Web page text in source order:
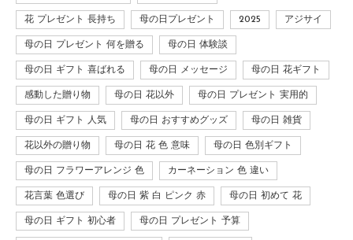
花 プレゼント 長持ち 母の日プレゼント 2025 アジサイ
母の日 プレゼント 何を贈る 母の日 体験談
母の日 ギフト 喜ばれる 母の日 メッセージ 母の日 花ギフト
感動した贈り物 母の日 花以外 母の日 プレゼント 実用的
母の日 ギフト 人気 母の日 おすすめグッズ 母の日 雑貨
花以外の贈り物 母の日 花 色 意味 母の日 色別ギフト
母の日 フラワーアレンジ 色 カーネーション 色 違い
花言葉 色選び 母の日 紫 白 ピンク 赤 母の日 初めて 花
母の日 ギフト 初心者 母の日 プレゼント 予算